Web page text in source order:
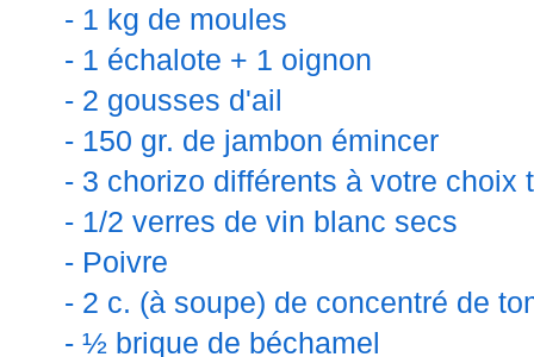
- 1 kg de moules
- 1 échalote + 1 oignon
- 2 gousses d'ail
- 150 gr. de jambon émincer
- 3 chorizo différents à votre choix
- 1/2 verres de vin blanc secs
- Poivre
- 2 c. (à soupe) de concentré de
- ½ brique de béchamel